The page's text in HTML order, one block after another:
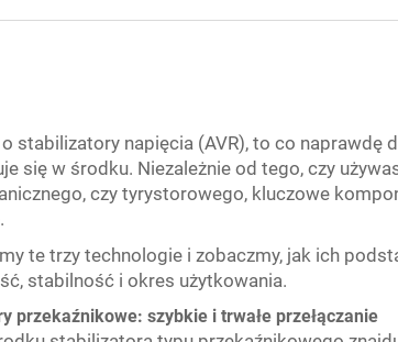
stabilizatory napięcia (AVR), to co naprawdę
się w środku. Niezależnie od tego, czy
czy tyrystorowego, kluczowe
te trzy technologie i zobaczmy, jak ich
stabilność i okres użytkowania.
przekaźnikowe: szybkie i trwałe przełączanie